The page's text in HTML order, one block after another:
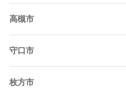
高槻市
守口市
枚方市